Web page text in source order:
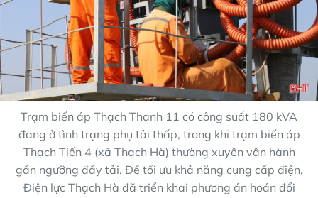
Trạm biến áp Thạch Thanh 11 có công suất 180 kVA
đang ở tình trạng phụ tải thấp, trong khi trạm biến áp
Thạch Tiến 4 (xã Thạch Hà) thường xuyên vận hành
gần ngưỡng đầy tải. Để tối ưu khả năng cung cấp điện,
Điện lực Thạch Hà đã triển khai phương án hoán đổi